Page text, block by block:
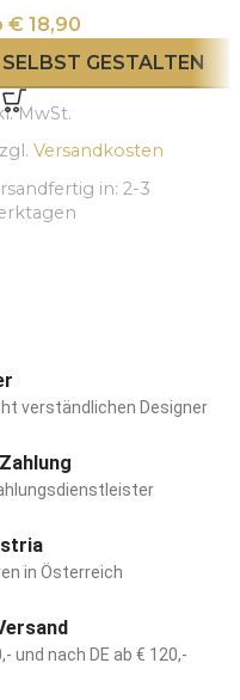
€ 18,90
SELBST GESTALTEN
MwSt.
Versandkosten
in: 2-3
verständlichen Designer
in Österreich
und nach DE ab € 120,-